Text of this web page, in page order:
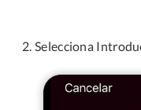
Selecciona